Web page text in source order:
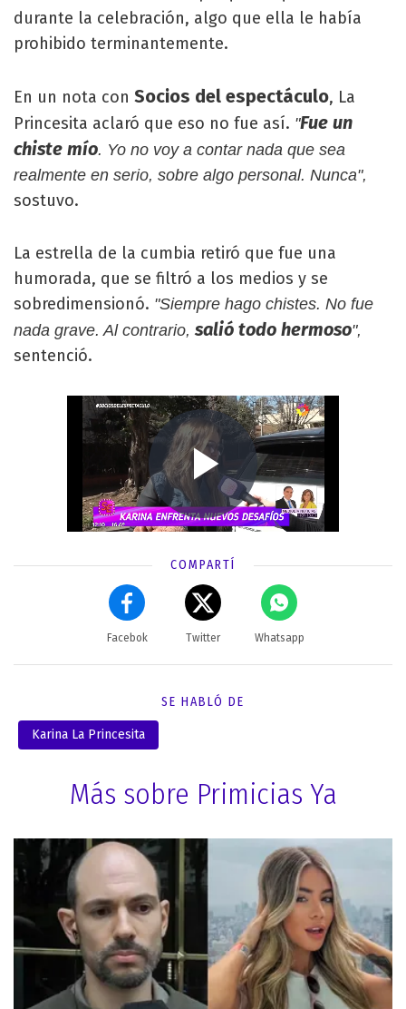
durante la celebración, algo que ella le había
prohibido terminantemente.
En un nota con Socios del espectáculo, La
Princesita aclaró que eso no fue así. "Fue un
chiste mío. Yo no voy a contar nada que sea
realmente en serio, sobre algo personal. Nunca",
sostuvo.
La estrella de la cumbia retiró que fue una
humorada, que se filtró a los medios y se
sobredimensionó. "Siempre hago chistes. No fue
nada grave. Al contrario, salió todo hermoso",
sentenció.
COMPARTÍ
Facebok Twitter Whatsapp
SE HABLÓ DE
Karina La Princesita
Más sobre Primicias Ya